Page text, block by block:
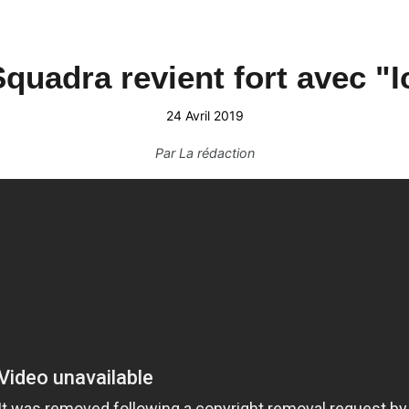
revient fort avec
24 Avril 2019
ParLa rédaction